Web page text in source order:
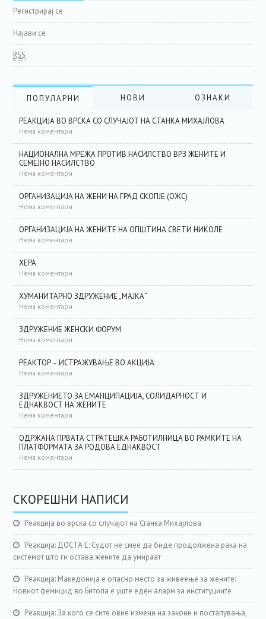
Регистрирај се
Најави се
RSS
ПОПУЛАРНИ НОВИ ОЗНАКИ
РЕАКЦИЈА ВО ВРСКА СО СЛУЧАЈОТ НА СТАНКА МИХАЈЛОВА
Нема коментари
НАЦИОНАЛНА МРЕЖА ПРОТИВ НАСИЛСТВО ВРЗ ЖЕНИТЕ И
СЕМЕЈНО НАСИЛСТВО
Нема коментари
ОРГАНИЗАЦИЈА НА ЖЕНИ НА ГРАД СКОПЈЕ (ОЖС)
Нема коментари
ОРГАНИЗАЦИЈА НА ЖЕНИТЕ НА ОПШТИНА СВЕТИ НИКОЛЕ
Нема коментари
ХЕРА
Нема коментари
ХУМАНИТАРНО ЗДРУЖЕНИЕ „МАЈКА“
Нема коментари
ЗДРУЖЕНИЕ ЖЕНСКИ ФОРУМ
Нема коментари
РЕАКТОР – ИСТРАЖУВАЊЕ ВО АКЦИЈА
Нема коментари
ЗДРУЖЕНИЕТО ЗА ЕМАНЦИПАЦИЈА, СОЛИДАРНОСТ И
ЕДНАКВОСТ НА ЖЕНИТЕ
Нема коментари
ОДРЖАНА ПРВАТА СТРАТЕШКА РАБОТИЛНИЦА ВО РАМКИТЕ НА
ПЛАТФОРМАТА ЗА РОДОВА ЕДНАКВОСТ
Нема коментари
СКОРЕШНИ НАПИСИ
Реакција во врска со случајот на Станка Михајлова
Реакција: ДОСТА Е: Судот не смее да биде продолжена рака на
системот што ги остава жените да умираат
Реакција: Македонија е опасно место за живеење за жените:
Новиот фемицид во Битола е уште еден аларм за институциите
Реакција: За кого се сите овие измени на закони и постапувања,